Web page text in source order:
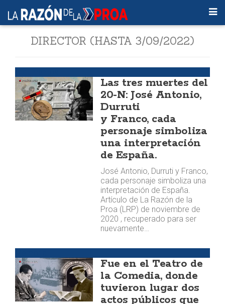
DIRECTOR (HASTA 3/09/2022)
Las tres muertes del
20-N: José Antonio,
Durruti
y Franco, cada
personaje simboliza
una interpretación
de España.
José Antonio, Durruti y Franco,
cada personaje simboliza una
interpretación de España.
Artículo de La Razón de la
Proa (LRP) de noviembre de
2020 , recuperado para ser
nuevamente…
Fue en el Teatro de
la Comedia, donde
tuvieron lugar dos
actos públicos que